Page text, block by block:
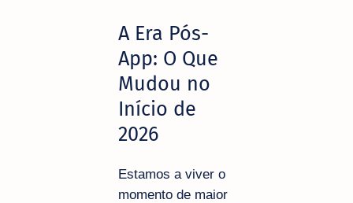
A Era Pós-
App: O Que
Mudou no
Início de
2026
Estamos a viver o
momento de maior